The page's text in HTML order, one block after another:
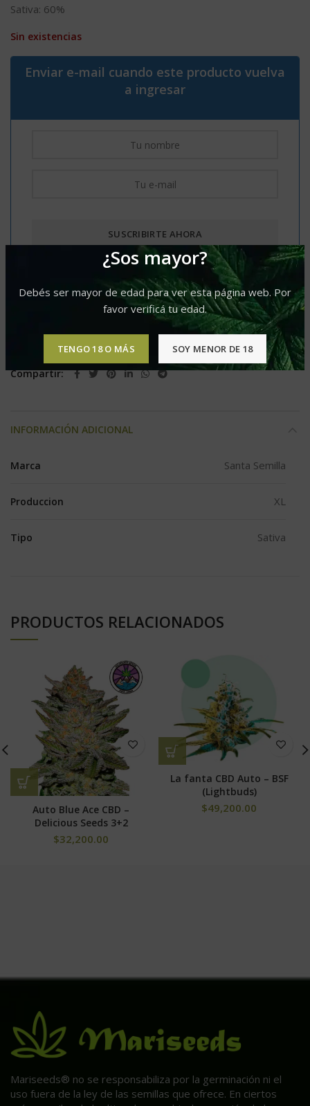
¿Sos mayor?
Debés ser mayor de edad para ver esta página web. Por
favor verificá tu edad.
TENGO 18 O MÁS SOY MENOR DE 18
Sativa: 60%
Sin existencias
Enviar e-mail cuando este producto vuelva
a ingresar
Comparar Agregar a lista de deseos
Etiquetas:Predominancia Sativa
Produccion XL
Compartir
INFORMACIÓN ADICIONAL
Marca Santa Semilla
Produccion XL
Tipo Sativa
PRODUCTOS RELACIONADOS
Auto Blue Ace CBD –
Delicious Seeds 3+2
$32,200.00
La fanta CBD Auto – BSF
(Lightbuds)
$49,200.00
Mariseeds® no se responsabiliza por la germinación ni el
uso fuera de la ley de las semillas que ofrece. En ciertos